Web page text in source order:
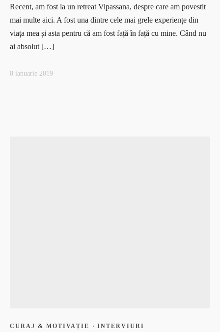
Recent, am fost la un retreat Vipassana, despre care am povestit
mai multe aici. A fost una dintre cele mai grele experiențe din
viața mea și asta pentru că am fost față în față cu mine. Când nu
ai absolut […]
8 ianuarie 2019
CURAJ & MOTIVAȚIE · INTERVIURI